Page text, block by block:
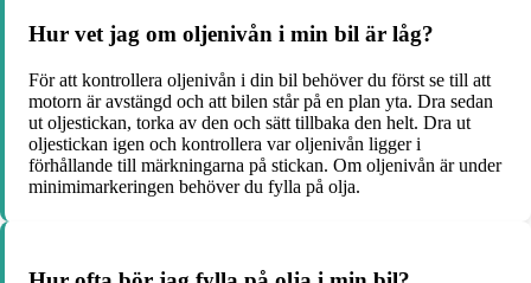
Hur vet jag om oljenivån i min bil är låg?
För att kontrollera oljenivån i din bil behöver du först se till att
motorn är avstängd och att bilen står på en plan yta. Dra sedan
ut oljestickan, torka av den och sätt tillbaka den helt. Dra ut
oljestickan igen och kontrollera var oljenivån ligger i
förhållande till märkningarna på stickan. Om oljenivån är under
minimimarkeringen behöver du fylla på olja.